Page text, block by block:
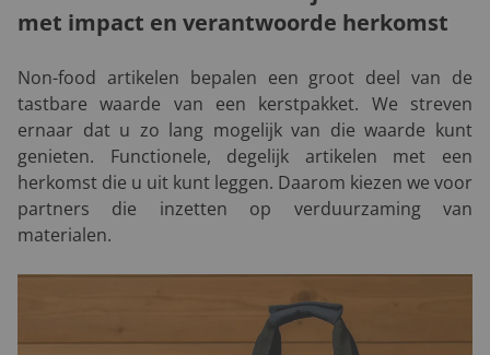
met impact en verantwoorde herkomst
Non-food artikelen bepalen een groot deel van de
tastbare waarde van een kerstpakket. We streven
ernaar dat u zo lang mogelijk van die waarde kunt
genieten. Functionele, degelijk artikelen met een
herkomst die u uit kunt leggen. Daarom kiezen we voor
partners die inzetten op verduurzaming van
materialen.